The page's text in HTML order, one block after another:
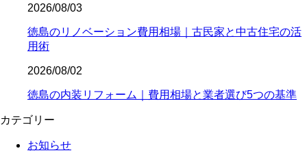
2026/08/03
徳島のリノベーション費用相場｜古民家と中古住宅の活
用術
2026/08/02
徳島の内装リフォーム｜費用相場と業者選び5つの基準
カテゴリー
お知らせ